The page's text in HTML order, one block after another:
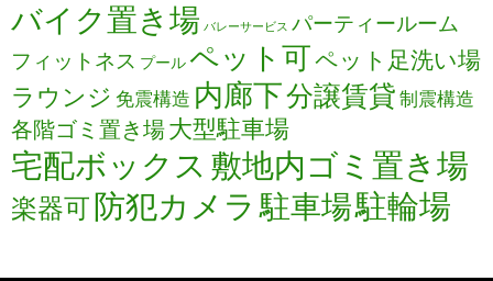
バイク置き場 バレーサービス パーティールーム
フィットネス プールペット可ペット足洗い場
ラウンジ 免震構造 内廊下分譲賃貸制震構造
各階ゴミ置き場大型駐車場
宅配ボックス 敷地内ゴミ置き場
楽器可防犯カメラ 駐車場駐輪場